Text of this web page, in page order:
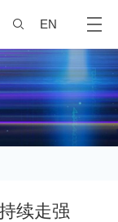
EN
续走强